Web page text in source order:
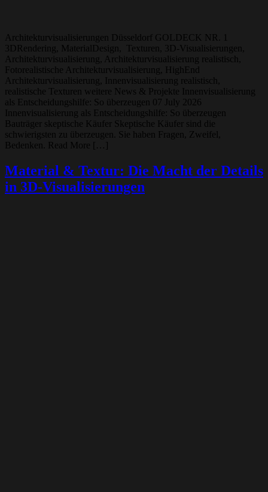
Architekturvisualisierungen Düsseldorf GOLDECK NR. 1
3DRendering, MaterialDesign, Texturen, 3D-Visualisierungen,
Architekturvisualisierung, Architekturvisualisierung realistisch,
Fotorealistische Architekturvisualisierung, HighEnd
Architekturvisualisierung, Innenvisualisierung realistisch,
realistische Texturen weitere News & Projekte Innenvisualisierung
als Entscheidungshilfe: So überzeugen 07 July 2026
Innenvisualisierung als Entscheidungshilfe: So überzeugen
Bauträger skeptische Käufer Skeptische Käufer sind die
schwierigsten zu überzeugen. Sie haben Fragen, Zweifel,
Bedenken. Read More […]
Material & Textur: Die Macht der Details
in 3D-Visualisierungen